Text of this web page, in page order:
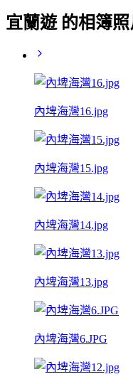
宜蘭遊 的相簿照
內埤海灣16.jpg
內埤海灣15.jpg
內埤海灣14.jpg
內埤海灣13.jpg
內埤海灣6.JPG